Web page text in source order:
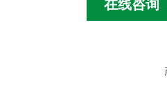
在线咨询